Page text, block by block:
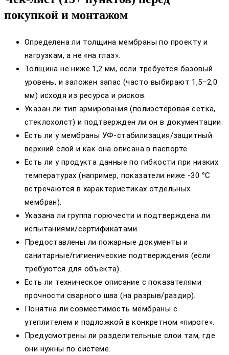
покупкой и монтажом
Определена ли толщина мембраны по проекту и
нагрузкам, а не «на глаз».
Толщина не ниже 1,2 мм, если требуется базовый
уровень, и заложен запас (часто выбирают 1,5–2,0
мм) исходя из ресурса и рисков.
Указан ли тип армирования (полиэстеровая сетка,
стеклохолст) и подтвержден ли он в документации.
Есть ли у мембраны УФ-стабилизация/защитный
верхний слой и как она описана в паспорте.
Есть ли у продукта данные по гибкости при низких
температурах (например, показатели ниже -30 °C
встречаются в характеристиках отдельных
мембран).
Указана ли группа горючести и подтверждена ли
испытаниями/сертификатами.
Предоставлены ли пожарные документы и
санитарные/гигиенические подтверждения (если
требуются для объекта).
Есть ли техническое описание с показателями
прочности сварного шва (на разрыв/раздир).
Понятна ли совместимость мембраны с
утеплителем и подложкой в конкретном «пироге».
Предусмотрены ли разделительные слои там, где
они нужны по системе.